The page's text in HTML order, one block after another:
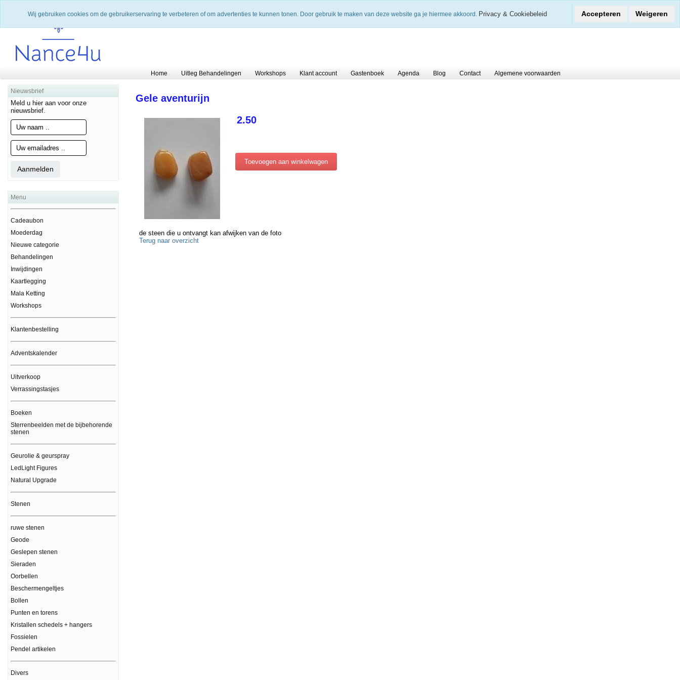
Home Uitleg Behandelingen Workshops Klant account Gastenboek Agenda Blog Contact Algemene voorwaarden
Nieuwsbrief
Meld u hier aan voor onze
nieuwsbrief.
Menu
Cadeaubon
Moederdag
Nieuwe categorie
Behandelingen
Inwijdingen
Kaartlegging
Mala Ketting
Workshops
Klantenbestelling
Adventskalender
Uitverkoop
Verrassingstasjes
Boeken
Sterrenbeelden met de bijbehorende
stenen
Geurolie & geurspray
LedLight Figures
Natural Upgrade
Stenen
ruwe stenen
Geode
Geslepen stenen
Sieraden
Oorbellen
Beschermengeltjes
Bollen
Punten en torens
Kristallen schedels + hangers
Fossielen
Pendel artikelen
Divers
Gele aventurijn
2.50
de steen die u ontvangt kan afwijken van de foto
Terug naar overzicht
Wij gebruiken cookies om de gebruikerservaring te verbeteren of om advertenties te kunnen tonen. Door gebruik te maken van deze website ga je hiermee akkoord. Privacy & Cookiebeleid Accepteren Weigeren